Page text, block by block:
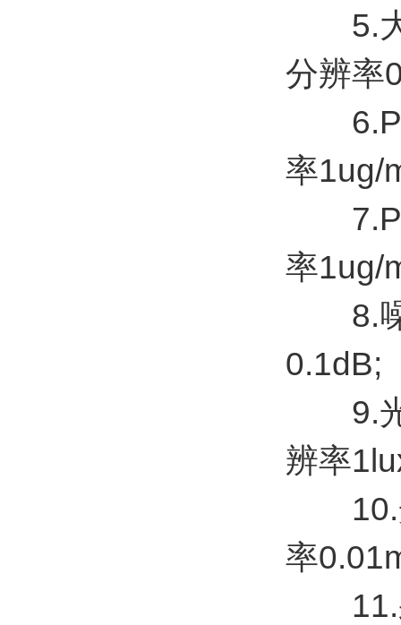
5.大
分辨率
率1ug/
率1ug/
8.噪
0.1dB;
9.光
辨率
10.光
率
11.采